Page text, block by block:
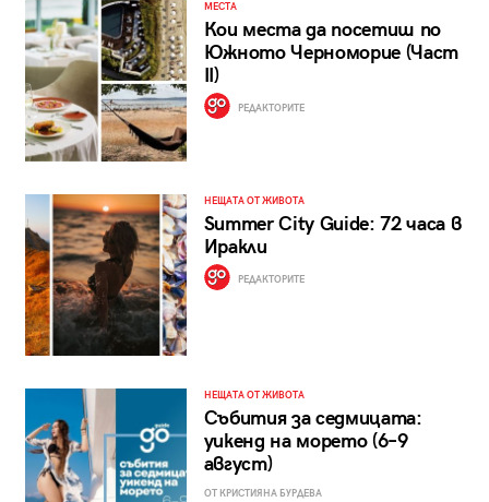
МЕСТА
Кои места да посетиш по
Южното Черноморие (Част
II)
РЕДАКТОРИТЕ
НЕЩАТА ОТ ЖИВОТА
Summer City Guide: 72 часа в
Иракли
РЕДАКТОРИТЕ
НЕЩАТА ОТ ЖИВОТА
Събития за седмицата:
уикенд на морето (6–9
август)
ОТ КРИСТИЯНА БУРДЕВА